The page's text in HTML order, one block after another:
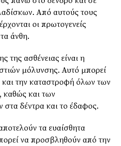
Από αυτούς τους
οι πρωτογενείς
άνθη.
της ασθένειας είναι η
μόλυνσης. Αυτό μπορεί
και την καταστροφή όλων των
και των
δέντρα και το έδαφος.
τα ευαίσθητα
να προσβληθούν από την